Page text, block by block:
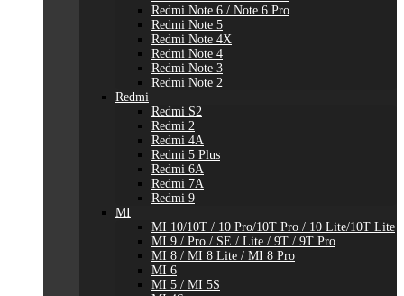
Redmi Note 6 / Note 6 Pro
Redmi Note 5
Redmi Note 4X
Redmi Note 4
Redmi Note 3
Redmi Note 2
Redmi
Redmi S2
Redmi 2
Redmi 4A
Redmi 5 Plus
Redmi 6A
Redmi 7A
Redmi 9
MI
MI 10/10T / 10 Pro/10T Pro / 10 Lite/10T Lite
MI 9 / Pro / SE / Lite / 9T / 9T Pro
MI 8 / MI 8 Lite / MI 8 Pro
MI 6
MI 5 / MI 5S